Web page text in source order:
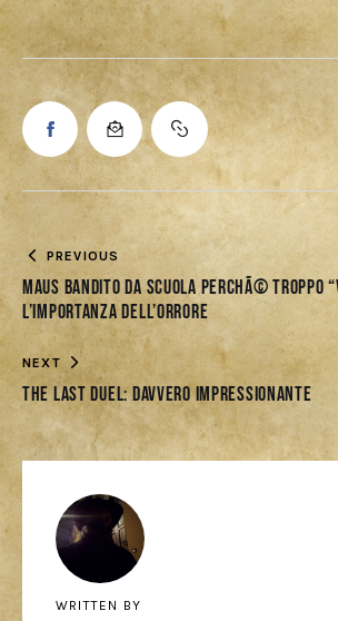
PREVIOUS
Maus bandito da scuola perchÃ© troppo
l’importanza dell’orrore
NEXT
The Last Duel: davvero impressionante
WRITTEN BY